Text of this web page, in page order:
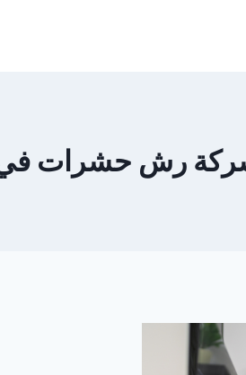
رش حشرات في الحلاة